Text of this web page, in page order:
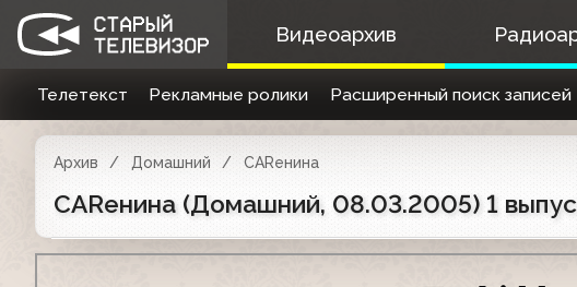
Видеоархив
Телетекст Рекламные ролики Расширенный поиск записей
Архив Домашний CARенина
CARенина (Домашний, 08.03.2005) 1